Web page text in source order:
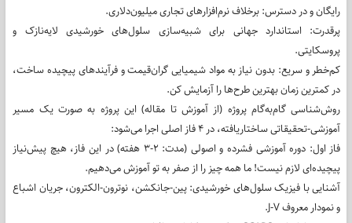
رایگان و در دسترس: برخلاف نرم‌افزارهای تجاری میلیون‌دلاری.
پرقدرت: استاندارد جهانی برای شبیه‌سازی سلول‌های خورشیدی لایه‌نازک و
پروسکایتی.
کم‌خطر و سریع: بدون نیاز به مواد شیمیایی گران‌قیمت و فرآیندهای پیچیده ساخت،
در کمترین زمان بهترین طرح‌ها را آزمایش کن.
روش‌شناسی گام‌به‌گام پروژه (از آموزش تا مقاله) این پروژه به صورت یک مسیر
آموزشی-تحقیقاتی ساختاریافته، در ۴ فاز اصلی اجرا می‌شود:
فاز اول: دوره آموزشی فشرده و اصولی (مدت: ۲-۳ هفته) در این فاز، هیچ پیش‌نیاز
پیچیده‌ای لازم نیست! ما همه چیز را از صفر به تو آموزش می‌دهیم.
آشنایی با فیزیک سلول‌های خورشیدی: پین-جانکشن، نوترون-الکترون، جریان اشباع
و نمودار معروف J-V.